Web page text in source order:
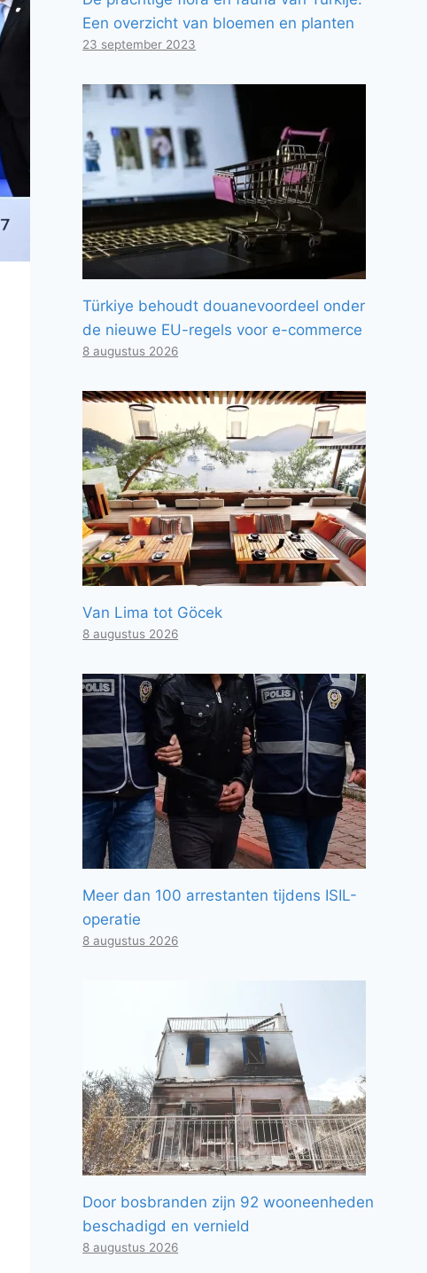
Een overzicht van bloemen en planten
23 september 2023
Türkiye behoudt douanevoordeel onder
de nieuwe EU-regels voor e-commerce
8 augustus 2026
Van Lima tot Göcek
8 augustus 2026
Meer dan 100 arrestanten tijdens ISIL-
operatie
8 augustus 2026
Door bosbranden zijn 92 wooneenheden
beschadigd en vernield
8 augustus 2026